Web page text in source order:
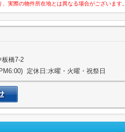
実際の物件所在地とは異なる場合がございます。
板橋7-2
定休日:水曜・火曜・祝祭日